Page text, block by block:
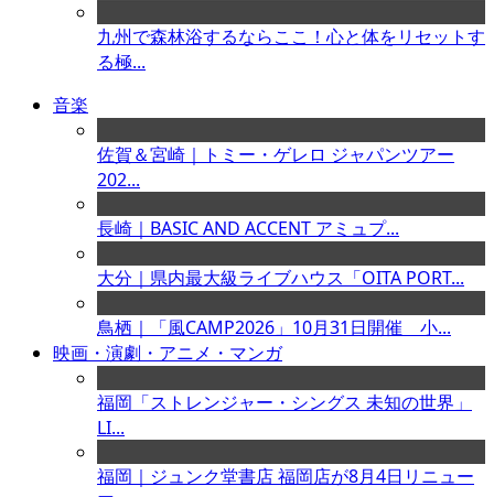
九州で森林浴するならここ！心と体をリセットす
る極...
音楽
佐賀＆宮崎｜トミー・ゲレロ ジャパンツアー
202...
長崎｜BASIC AND ACCENT アミュプ...
大分｜県内最大級ライブハウス「OITA PORT...
鳥栖｜「風CAMP2026」10月31日開催 小...
映画・演劇・アニメ・マンガ
福岡「ストレンジャー・シングス 未知の世界」
LI...
福岡｜ジュンク堂書店 福岡店が8月4日リニュー